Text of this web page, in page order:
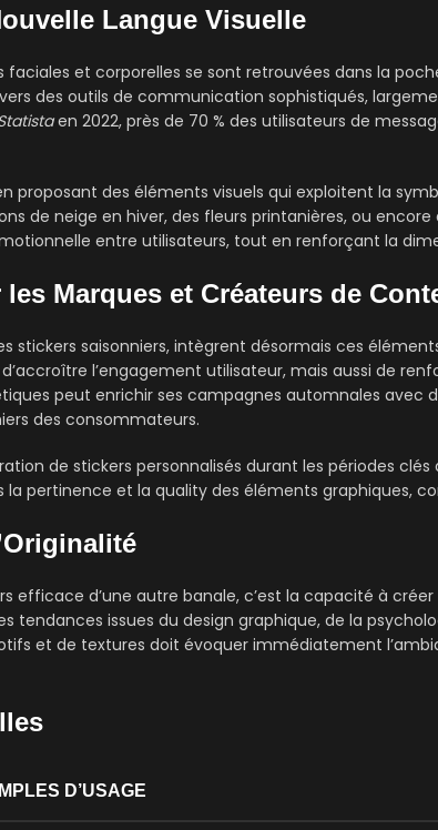
Langue Visuelle
faciales et corporelles se sont retrouvées dans la
des outils de communication sophistiqués,
en 2022, près de 70 % des utilisateurs de
proposant des éléments visuels qui exploitent la
de neige en hiver, des fleurs printanières, ou
entre utilisateurs, tout en renforçant la
Marques et Créateurs de
stickers saisonniers, intègrent désormais ces
l’engagement utilisateur, mais aussi de
peut enrichir ses campagnes automnales avec
des consommateurs.
de stickers personnalisés durant les périodes
pertinence et la quality des éléments graphiques,
efficace d’une autre banale, c’est la capacité à
tendances issues du design graphique, de la
et de textures doit évoquer immédiatement
D’USAGE